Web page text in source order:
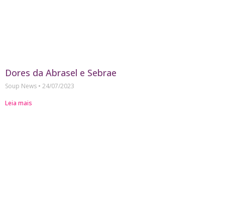
Dores da Abrasel e Sebrae
Soup News
24/07/2023
Leia mais